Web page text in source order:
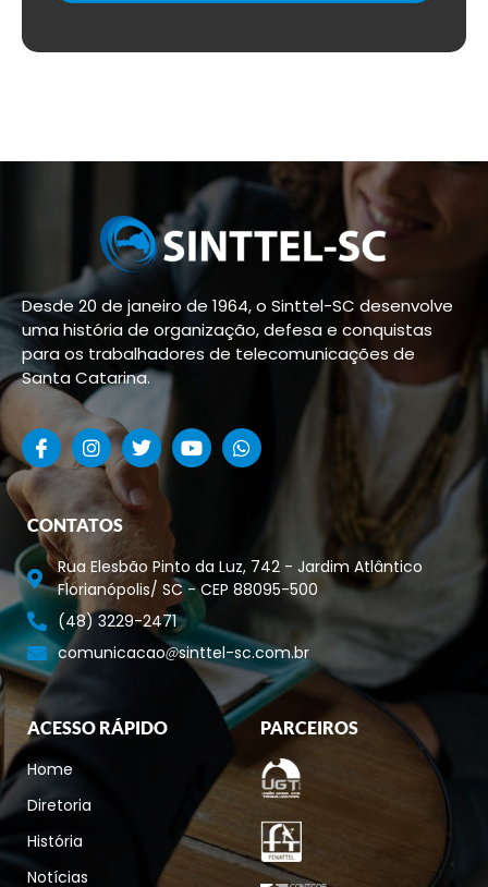
Desde 20 de janeiro de 1964, o Sinttel-SC desenvolve
uma história de organização, defesa e conquistas
para os trabalhadores de telecomunicações de
Santa Catarina.
CONTATOS
Rua Elesbão Pinto da Luz, 742 - Jardim Atlântico
Florianópolis/ SC - CEP 88095-500
(48) 3229-2471
comunicacao
sinttel-sc.com.br
ACESSO RÁPIDO
Home
Diretoria
História
Notícias
PARCEIROS